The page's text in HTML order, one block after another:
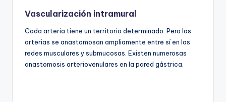
Vascularización intramural
Cada arteria tiene un territorio determinado. Pero las
arterias se anastomosan ampliamente entre sí en las
redes musculares y submucosas. Existen numerosas
anastomosis arteriovenulares en la pared gástrica.